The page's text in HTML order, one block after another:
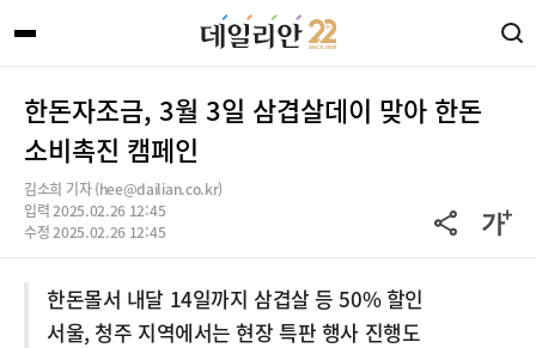
한돈자조금, 3월 3일 삼겹살데이 맞아 한돈
소비촉진 캠페인
김소희 기자 (hee@dailian.co.kr)
입력 2025.02.26 12:45
수정 2025.02.26 12:45
한돈몰서 내달 14일까지 삼겹살 등 50% 할인
서울, 청주 지역에서는 현장 특판 행사 진행도